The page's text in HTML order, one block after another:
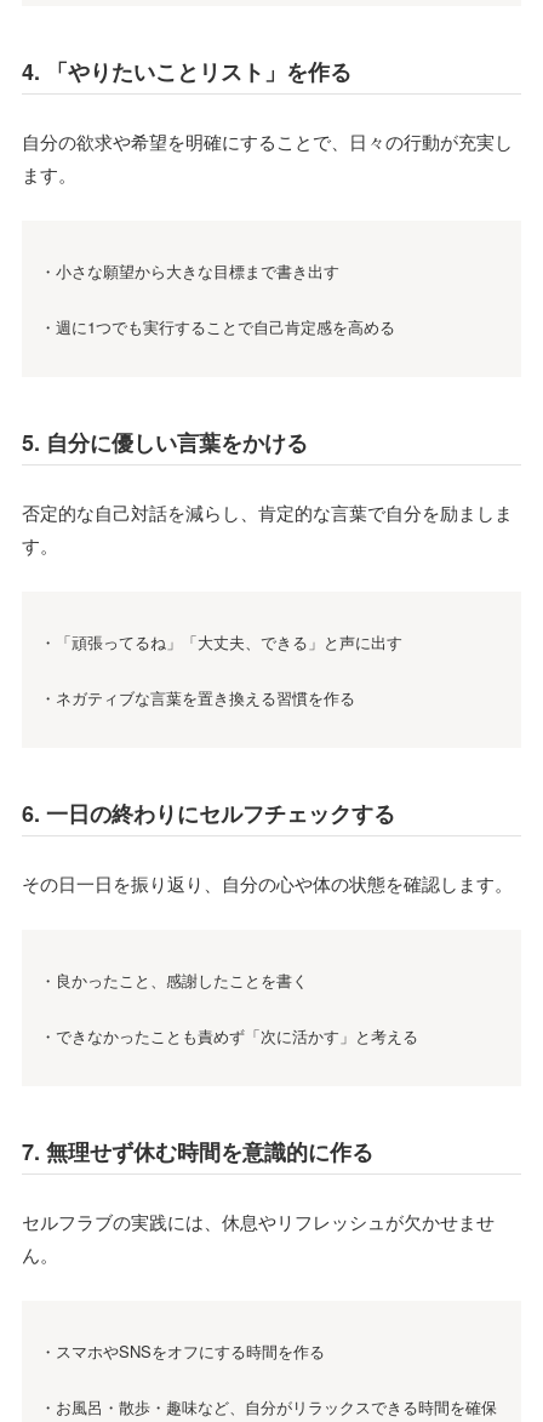
4. 「やりたいことリスト」を作る
自分の欲求や希望を明確にすることで、日々の行動が充実し
ます。
・小さな願望から大きな目標まで書き出す
・週に1つでも実行することで自己肯定感を高める
5. 自分に優しい言葉をかける
否定的な自己対話を減らし、肯定的な言葉で自分を励ましま
す。
・「頑張ってるね」「大丈夫、できる」と声に出す
・ネガティブな言葉を置き換える習慣を作る
6. 一日の終わりにセルフチェックする
その日一日を振り返り、自分の心や体の状態を確認します。
・良かったこと、感謝したことを書く
・できなかったことも責めず「次に活かす」と考える
7. 無理せず休む時間を意識的に作る
セルフラブの実践には、休息やリフレッシュが欠かせませ
ん。
・スマホやSNSをオフにする時間を作る
・お風呂・散歩・趣味など、自分がリラックスできる時間を確保